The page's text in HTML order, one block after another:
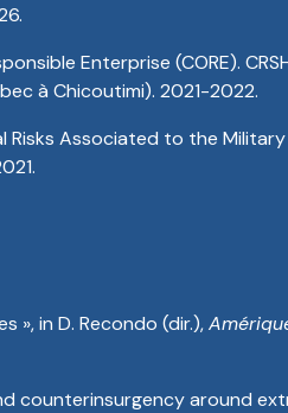
Enterprise (CORE).
à Chicoutimi). 2021-2022.
Associated to the
», in D. Recondo (dir.),
counterinsurgency around